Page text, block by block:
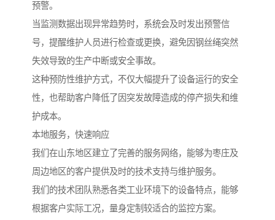
预警。
当监测数据出现异常趋势时，系统会及时发出预警信
号，提醒维护人员进行检查或更换，避免因钢丝绳突然
失效导致的生产中断或安全事故。
这种预防性维护方式，不仅大幅提升了设备运行的安全
性，也帮助客户降低了因突发故障造成的停产损失和维
护成本。
本地服务，快速响应
我们在山东地区建立了完善的服务网络，能够为枣庄及
周边地区的客户提供及时的技术支持与维护服务。
我们的技术团队熟悉各类工业环境下的设备特点，能够
根据客户实际工况，量身定制较适合的监控方案。